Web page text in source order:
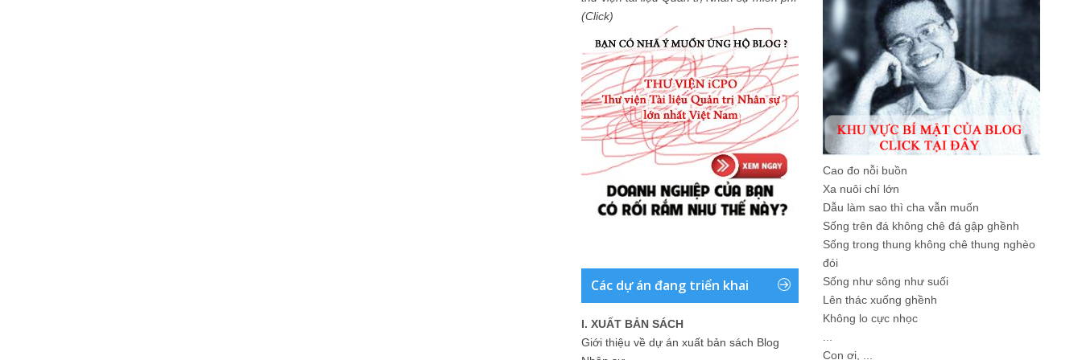
(Click)
Các dự án đang triển khai
I. XUẤT BẢN SÁCH
Giới thiệu về dự án xuất bản sách Blog
Cao đo nỗi buồn
Xa nuôi chí lớn
Dẫu làm sao thì cha vẫn muốn
Sống trên đá không chê đá gập ghềnh
Sống trong thung không chê thung nghèo
đói
Sống như sông như suối
Lên thác xuống ghềnh
Không lo cực nhọc
Con ơi, ...